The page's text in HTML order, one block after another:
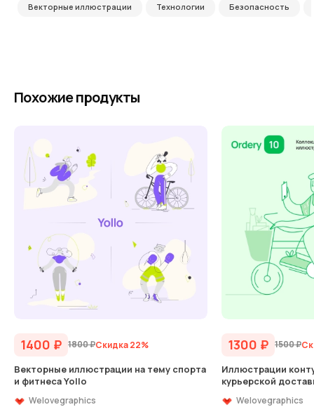
Векторные иллюстрации Технологии Безопасность
Похожие продукты
1400 ₽ 1800₽Скидка 22%
Векторные иллюстрации на тему спорта
и фитнеса Yollo
Welovegraphics
1300 ₽ 1500₽
Иллюстрации
курьерской
Welovegraphics